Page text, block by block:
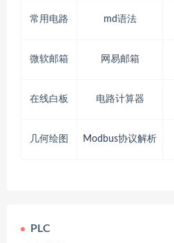
常用电路 md语法
微软邮箱 网易邮箱
在线白板 电路计算器
几何绘图 Modbus协议解析
PLC